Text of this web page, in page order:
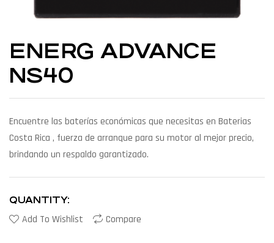
ENERG ADVANCE
NS40
Encuentre las baterías económicas que necesitas en Baterias
Costa Rica , fuerza de arranque para su motor al mejor precio,
brindando un respaldo garantizado.
QUANTITY:
Add To Wishlist Compare